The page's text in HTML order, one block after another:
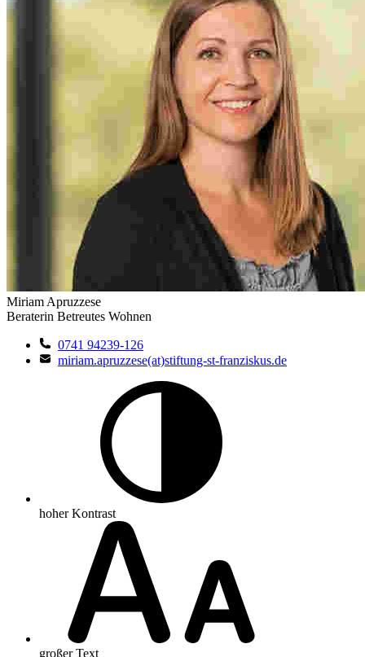
Miriam Apruzzese
Beraterin Betreutes Wohnen
0741 94239-126
miriam.apruzzese(at)stiftung-st-franziskus.de
hoher Kontrast
großer Text